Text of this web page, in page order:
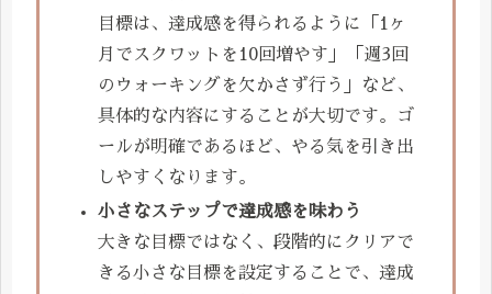
目標は、達成感を得られるように「1ヶ
月でスクワットを10回増やす」「週3回
のウォーキングを欠かさず行う」など、
具体的な内容にすることが大切です。ゴ
ールが明確であるほど、やる気を引き出
しやすくなります。
小さなステップで達成感を味わう
大きな目標ではなく、段階的にクリアで
きる小さな目標を設定することで、達成